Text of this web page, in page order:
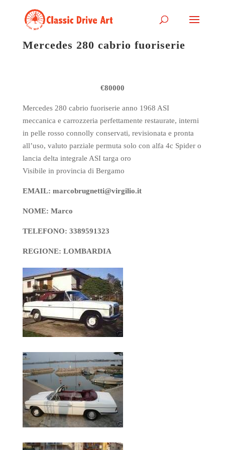
Mercedes 280 cabrio fuoriserie
€80000
Mercedes 280 cabrio fuoriserie anno 1968 ASI
meccanica e carrozzeria perfettamente restaurate, interni
in pelle rosso connolly conservati, revisionata e pronta
all’uso, valuto parziale permuta solo con alfa 4c Spider o
lancia delta integrale ASI targa oro
Visibile in provincia di Bergamo
EMAIL: marcobrugnetti@virgilio.it
NOME: Marco
TELEFONO: 3389591323
REGIONE: LOMBARDIA